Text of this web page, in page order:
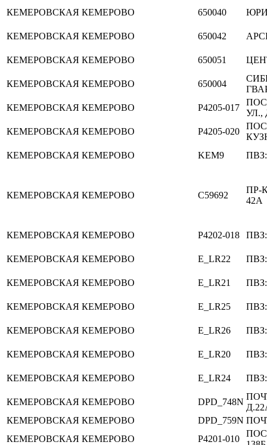
КЕМЕРОВСКАЯ КЕМЕРОВО 650040
КЕМЕРОВСКАЯ КЕМЕРОВО 650042
КЕМЕРОВСКАЯ КЕМЕРОВО 650051
КЕМЕРОВСКАЯ КЕМЕРОВО 650004
КЕМЕРОВСКАЯ КЕМЕРОВО P4205-017
УЛ.,
КЕМЕРОВСКАЯ КЕМЕРОВО P4205-020
КЕМЕРОВСКАЯ КЕМЕРОВО KEM9
КЕМЕРОВСКАЯ КЕМЕРОВО C59692
ПР-
42А
КЕМЕРОВСКАЯ КЕМЕРОВО P4202-018
КЕМЕРОВСКАЯ КЕМЕРОВО E_LR22
КЕМЕРОВСКАЯ КЕМЕРОВО E_LR21
КЕМЕРОВСКАЯ КЕМЕРОВО E_LR25
КЕМЕРОВСКАЯ КЕМЕРОВО E_LR26
КЕМЕРОВСКАЯ КЕМЕРОВО E_LR20
КЕМЕРОВСКАЯ КЕМЕРОВО E_LR24
КЕМЕРОВСКАЯ КЕМЕРОВО DPD_748N
КЕМЕРОВСКАЯ КЕМЕРОВО DPD_759N
КЕМЕРОВСКАЯ КЕМЕРОВО P4201-010